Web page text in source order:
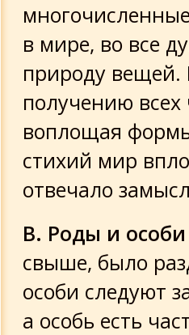
в мире, во все
природу вещей.
получению
воплощая
стихий мир
отвечало
В. Роды и особи
свыше, было
особи следуют
а особь есть